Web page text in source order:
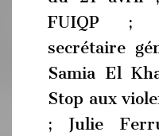
FUIQP ;
secrétaire
Samia El
Stop aux
; Julie